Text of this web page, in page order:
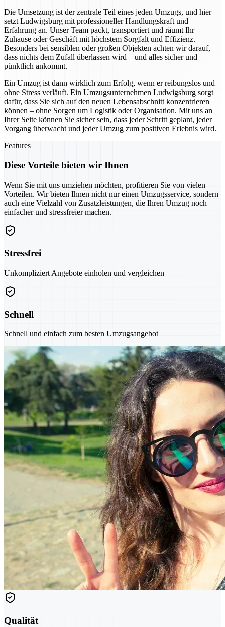
Die Umsetzung ist der zentrale Teil eines jeden Umzugs, und hier
setzt Ludwigsburg mit professioneller Handlungskraft und
Erfahrung an. Unser Team packt, transportiert und räumt Ihr
Zuhause oder Geschäft mit höchstem Sorgfalt und Effizienz.
Besonders bei sensiblen oder großen Objekten achten wir darauf,
dass nichts dem Zufall überlassen wird – und alles sicher und
pünktlich ankommt.
Ein Umzug ist dann wirklich zum Erfolg, wenn er reibungslos und
ohne Stress verläuft. Ein Umzugsunternehmen Ludwigsburg sorgt
dafür, dass Sie sich auf den neuen Lebensabschnitt konzentrieren
können – ohne Sorgen um Logistik oder Organisation. Mit uns an
Ihrer Seite können Sie sicher sein, dass jeder Schritt geplant, jeder
Vorgang überwacht und jeder Umzug zum positiven Erlebnis wird.
Features
Diese Vorteile bieten wir Ihnen
Wenn Sie mit uns umziehen möchten, profitieren Sie von vielen
Vorteilen. Wir bieten Ihnen nicht nur einen Umzugsservice, sondern
auch eine Vielzahl von Zusatzleistungen, die Ihren Umzug noch
einfacher und stressfreier machen.
Stressfrei
Unkompliziert Angebote einholen und vergleichen
Schnell
Schnell und einfach zum besten Umzugsangebot
Qualität